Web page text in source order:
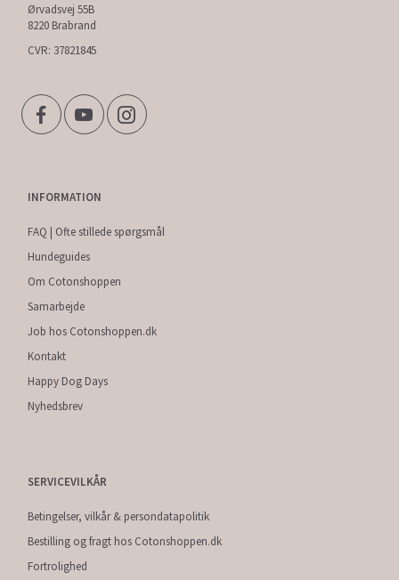
Ørvadsvej 55B
8220 Brabrand
CVR: 37821845
INFORMATION
FAQ | Ofte stillede spørgsmål
Hundeguides
Om Cotonshoppen
Samarbejde
Job hos Cotonshoppen.dk
Kontakt
Happy Dog Days
Nyhedsbrev
SERVICEVILKÅR
Betingelser, vilkår & persondatapolitik
Bestilling og fragt hos Cotonshoppen.dk
Fortrolighed